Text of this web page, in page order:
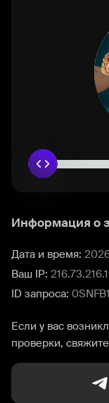
Информация о
Дата и время:
Ваш IP:
ID запроса:
Если у вас
проверки,